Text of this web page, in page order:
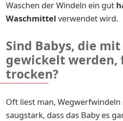
Waschen der Windeln ein gut
Waschmittel verwendet wird.
Sind Babys, die
gewickelt werden,
trocken?
Oft liest man,
saugstark, dass das Baby es